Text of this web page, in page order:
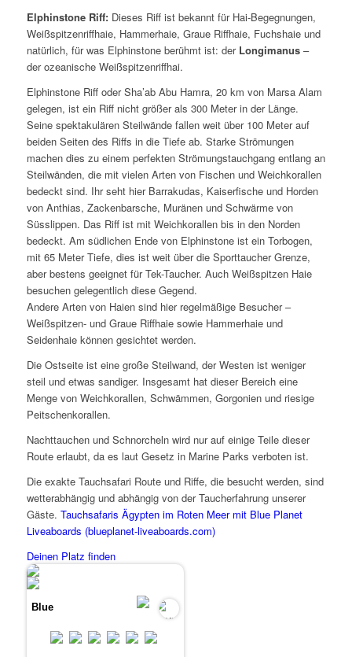
Elphinstone Riff:Dieses Riff ist bekannt für Hai-Begegnungen,
Weißspitzenriffhaie, Hammerhaie, Graue Riffhaie, Fuchshaie und
natürlich, für was Elphinstone berühmt ist: der Longimanus–
der ozeanische Weißspitzenriffhai.
Elphinstone Riff oder Sha’ab Abu Hamra, 20 km von Marsa Alam
gelegen, ist ein Riff nicht größer als 300 Meter in der Länge.
Seine spektakulären Steilwände fallen weit über 100 Meter auf
beiden Seiten des Riffs in die Tiefe ab. Starke Strömungen
machen dies zu einem perfekten Strömungstauchgang entlang an
Steilwänden, die mit vielen Arten von Fischen und Weichkorallen
bedeckt sind. Ihr seht hier Barrakudas, Kaiserfische und Horden
von Anthias, Zackenbarsche, Muränen und Schwärme von
Süsslippen. Das Riff ist mit Weichkorallen bis in den Norden
bedeckt. Am südlichen Ende von Elphinstone ist ein Torbogen,
mit 65 Meter Tiefe, dies ist weit über die Sporttaucher Grenze,
aber bestens geeignet für Tek-Taucher. Auch Weißspitzen Haie
besuchen gelegentlich diese Gegend.
Andere Arten von Haien sind hier regelmäßige Besucher –
Weißspitzen- und Graue Riffhaie sowie Hammerhaie und
Seidenhaie können gesichtet werden.
Die Ostseite ist eine große Steilwand, der Westen ist weniger
steil und etwas sandiger. Insgesamt hat dieser Bereich eine
Menge von Weichkorallen, Schwämmen, Gorgonien und riesige
Peitschenkorallen.
Nachttauchen und Schnorcheln wird nur auf einige Teile dieser
Route erlaubt, da es laut Gesetz in Marine Parks verboten ist.
Die exakte Tauchsafari Route und Riffe, die besucht werden, sind
wetterabhängig und abhängig von der Taucherfahrung unserer
Gäste. Tauchsafaris Ägypten im Roten Meer mit Blue Planet
Liveaboards (blueplanet-liveaboards.com)
Deinen Platz finden
Blue